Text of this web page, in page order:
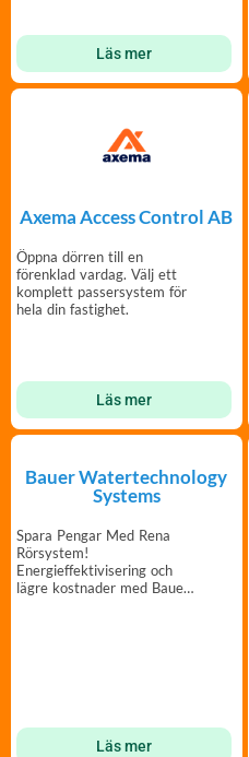
Läs mer
Axema Access Control AB
Öppna dörren till en
förenklad vardag. Välj ett
komplett passersystem för
hela din fastighet.
Läs mer
Bauer Watertechnology
Systems
Spara Pengar Med Rena
Rörsystem!
Energieffektivisering och
lägre kostnader med Bauer
Läs mer